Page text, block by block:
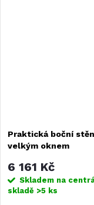
Praktická boční
velkým oknem
6 161 Kč
Skladem na
skladě >5 ks